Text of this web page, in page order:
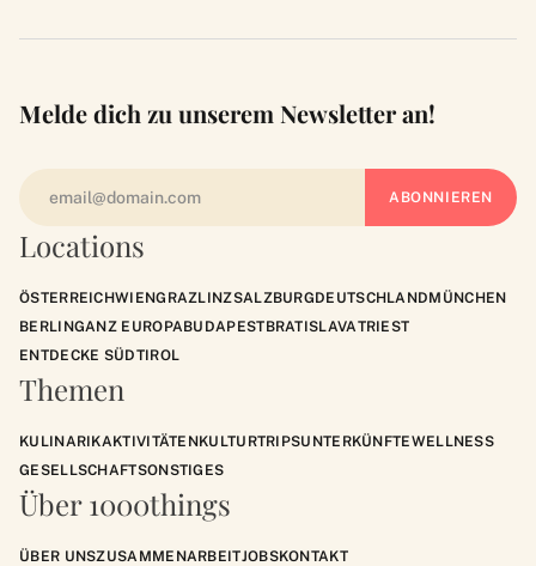
Locations
ÖSTERREICHWIENGRAZLINZSALZBURGDEUTSCHLANDMÜNCHEN
BERLINGANZ EUROPABUDAPESTBRATISLAVATRIEST
ENTDECKE SÜDTIROL
Themen
KULINARIKAKTIVITÄTENKULTURTRIPSUNTERKÜNFTEWELLNESS
GESELLSCHAFTSONSTIGES
Über 1000things
ÜBER UNSZUSAMMENARBEITJOBSKONTAKT
Melde dich zu unserem Newsletter an!